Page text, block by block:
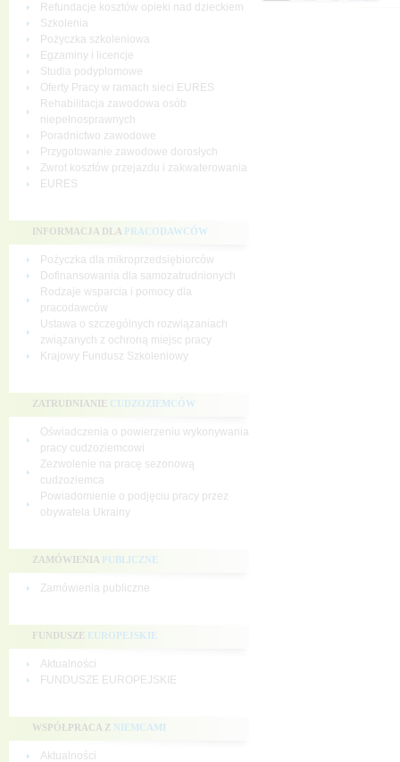
Refundacje kosztów opieki nad dzieckiem
Szkolenia
Pożyczka szkoleniowa
Egzaminy i licencje
Studia podyplomowe
Oferty Pracy w ramach sieci EURES
Rehabilitacja zawodowa osób
niepełnosprawnych
Poradnictwo zawodowe
Przygotowanie zawodowe dorosłych
Zwrot kosztów przejazdu i zakwaterowania
EURES
INFORMACJA DLA PRACODAWCÓW
Pożyczka dla mikroprzedsiębiorców
Dofinansowania dla samozatrudnionych
Rodzaje wsparcia i pomocy dla
pracodawców
Ustawa o szczególnych rozwiązaniach
związanych z ochroną miejsc pracy
Krajowy Fundusz Szkoleniowy
ZATRUDNIANIE CUDZOZIEMCÓW
Oświadczenia o powierzeniu wykonywania
pracy cudzoziemcowi
Zezwolenie na pracę sezonową
cudzoziemca
Powiadomienie o podjęciu pracy przez
obywatela Ukrainy
ZAMÓWIENIA PUBLICZNE
Zamówienia publiczne
FUNDUSZE EUROPEJSKIE
Aktualności
FUNDUSZE EUROPEJSKIE
WSPÓŁPRACA Z NIEMCAMI
Aktualności